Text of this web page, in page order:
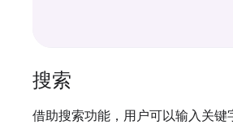
搜索
借助搜索功能，用户可以输入关键